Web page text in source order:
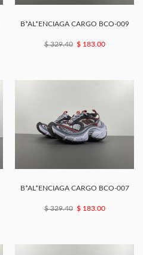
B*AL*ENCIAGA CARGO BCO-009
$ 329.40 $ 183.00
B*AL*ENCIAGA CARGO BCO-007
$ 329.40 $ 183.00